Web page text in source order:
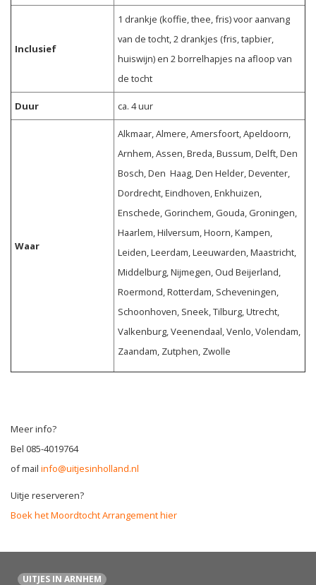
Inclusief
1 drankje (koffie, thee, fris) voor aanvang
van de tocht, 2 drankjes (fris, tapbier,
huiswijn) en 2 borrelhapjes na afloop van
de tocht
Duur ca. 4 uur
Waar
Alkmaar, Almere, Amersfoort, Apeldoorn,
Arnhem, Assen, Breda, Bussum, Delft, Den
Bosch, Den Haag, Den Helder, Deventer,
Dordrecht, Eindhoven, Enkhuizen,
Enschede, Gorinchem, Gouda, Groningen,
Haarlem, Hilversum, Hoorn, Kampen,
Leiden, Leerdam, Leeuwarden, Maastricht,
Middelburg, Nijmegen, Oud Beijerland,
Roermond, Rotterdam, Scheveningen,
Schoonhoven, Sneek, Tilburg, Utrecht,
Valkenburg, Veenendaal, Venlo, Volendam,
Zaandam, Zutphen, Zwolle
Meer info?
Bel 085-4019764
of mail info@uitjesinholland.nl
Uitje reserveren?
Boek het Moordtocht Arrangement hier
UITJES IN ARNHEM